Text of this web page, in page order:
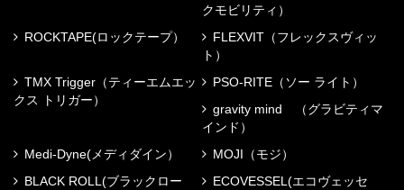
クモビリティ）
ROCKTAPE(ロックテープ）
FLEXVIT（フレックスヴィッ
ト）
TMX Trigger（ティーエムエッ
クス トリガー）
PSO-RITE（ソー ライト）
gravity mind （グラビティマ
インド）
Medi-Dyne(メディダイン）
MOJI（モジ）
BLACK ROLL(ブラックロー
ECOVESSEL(エコヴェッセ